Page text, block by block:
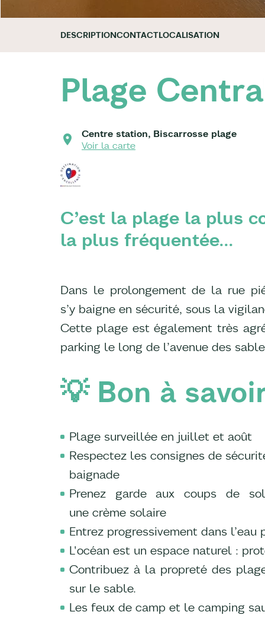
DESCRIPTIONCONTACTLOCALISATION
Plage
Centre station, Biscarrosse plage
Voir la carte
C’est la plage la plus
la plus fréquentée...
Dans le prolongement de la rue
s’y baigne en sécurité, sous la
Cette plage est également très
parking le long de l’avenue des
💡 Bon à
Plage surveillée en juillet et août
Respectez les consignes de
baignade
Prenez garde aux coups de
une crème solaire
Entrez progressivement dans
L'océan est un espace naturel :
Contribuez à la propreté des
sur le sable.
Les feux de camp et le camping